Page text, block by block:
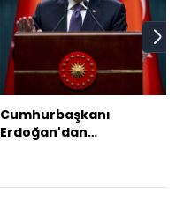
Cumhurbaşkanı
Erdoğan'dan